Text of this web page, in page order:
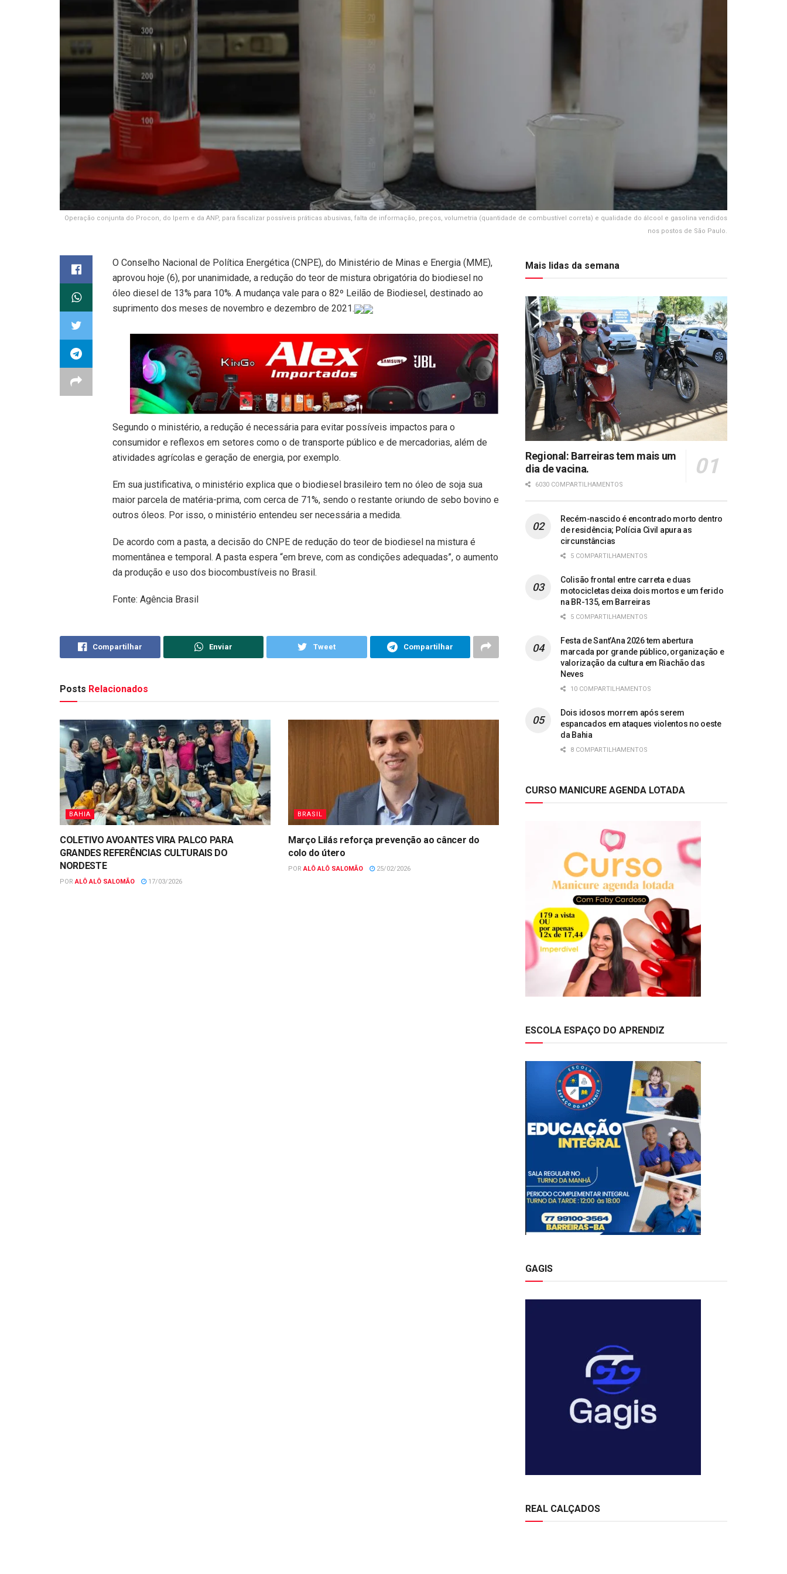
Operação conjunta do Procon, do Ipem e da ANP, para fiscalizar possíveis práticas abusivas, falta de informação, preços, volumetria (quantidade de combustível correta) e qualidade do álcool e gasolina vendidos
nos postos de São Paulo.
O Conselho Nacional de Política Energética (CNPE), do Ministério de Minas e Energia (MME),
aprovou hoje (6), por unanimidade, a redução do teor de mistura obrigatória do biodiesel no
óleo diesel de 13% para 10%. A mudança vale para o 82º Leilão de Biodiesel, destinado ao
suprimento dos meses de novembro e dezembro de 2021.
Segundo o ministério, a redução é necessária para evitar possíveis impactos para o
consumidor e reflexos em setores como o de transporte público e de mercadorias, além de
atividades agrícolas e geração de energia, por exemplo.
Em sua justificativa, o ministério explica que o biodiesel brasileiro tem no óleo de soja sua
maior parcela de matéria-prima, com cerca de 71%, sendo o restante oriundo de sebo bovino e
outros óleos. Por isso, o ministério entendeu ser necessária a medida.
De acordo com a pasta, a decisão do CNPE de redução do teor de biodiesel na mistura é
momentânea e temporal. A pasta espera “em breve, com as condições adequadas”, o aumento
da produção e uso dos biocombustíveis no Brasil.
Fonte: Agência Brasil
Compartilhar Enviar Tweet Compartilhar
Posts Relacionados
BAHIA
COLETIVO AVOANTES VIRA PALCO PARA
GRANDES REFERÊNCIAS CULTURAIS DO
NORDESTE
POR ALÔ ALÔ SALOMÃO 17/03/2026
BRASIL
Março Lilás reforça prevenção ao câncer do
colo do útero
POR ALÔ ALÔ SALOMÃO 25/02/2026
Mais lidas da semana
Regional: Barreiras tem mais um
dia de vacina.
6030 COMPARTILHAMENTOS
Recém-nascido é encontrado morto dentro
de residência; Polícia Civil apura as
circunstâncias
5 COMPARTILHAMENTOS
Colisão frontal entre carreta e duas
motocicletas deixa dois mortos e um ferido
na BR-135, em Barreiras
5 COMPARTILHAMENTOS
Festa de Sant’Ana 2026 tem abertura
marcada por grande público, organização e
valorização da cultura em Riachão das
Neves
10 COMPARTILHAMENTOS
Dois idosos morrem após serem
espancados em ataques violentos no oeste
da Bahia
8 COMPARTILHAMENTOS
CURSO MANICURE AGENDA LOTADA
ESCOLA ESPAÇO DO APRENDIZ
GAGIS
REAL CALÇADOS